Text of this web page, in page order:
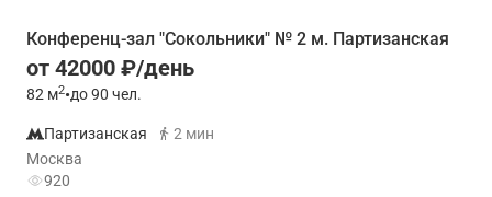
Конференц-зал "Сокольники" № 2 м. Партизанская
от 42000 ₽/день
82 м2•до 90 чел.
Партизанская
2 мин
Москва
920